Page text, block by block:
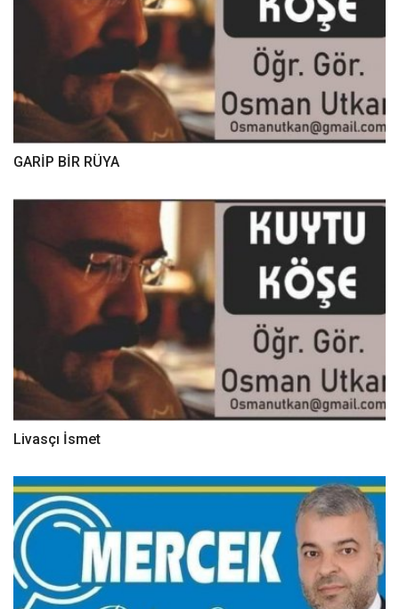
GARİP BİR RÜYA
Livasçı İsmet